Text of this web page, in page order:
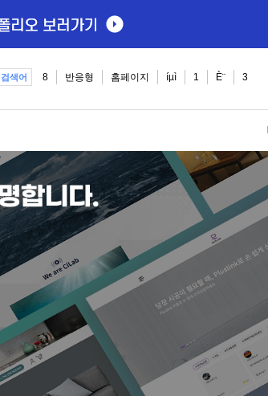
색어 8 반응형 홈페이지 íµì 1 È¨ 3